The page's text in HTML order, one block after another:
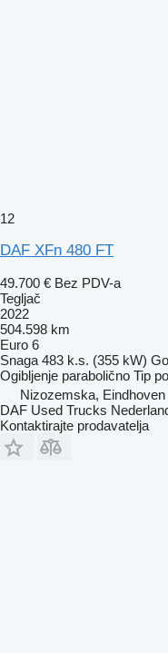
12
DAF XFn 480 FT
49.700 € Bez PDV-a
Tegljač
2022
504.598 km
Euro 6
Snaga 483 k.s. (355 kW)
Ogibljenje parabolično Tip
Nizozemska, Eindhoven
DAF Used Trucks
Kontaktirajte prodavatelja